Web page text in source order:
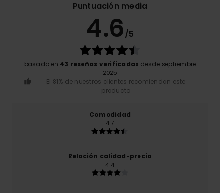
Puntuación media
4.6/5
basado en 43 reseñas verificadas desde septiembre
2025
El 81% de nuestros clientes recomiendan este
producto
Comodidad
4.7
Relación calidad-precio
4.4